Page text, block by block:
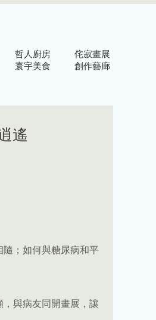
哲人廚房
寰宇美食
侘寂畫展
創作藝廊
遙
；如何與糖尿病和平
與病友同開畫展，讓